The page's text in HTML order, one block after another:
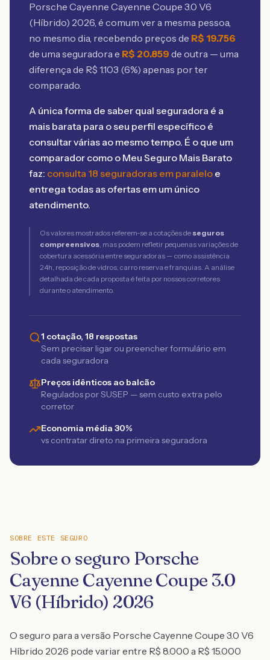
Porsche Cayenne Cayenne Coupe 3.0 V6
(Híbrido) 2026, é comum ver a mesma pessoa,
no mesmo dia, recebendo preços de R$ 19.756
de uma seguradora e R$ 20.859 de outra — uma
diferença de R$ 1.103 (6%) apenas por ter
comparado.
A única forma de saber qual seguradora é a
mais barata para o seu perfil específico é
consultar várias ao mesmo tempo. É o que um
comparador como o Meu Seguro Mais Barato
faz: consulta 18 seguradoras em paralelo e
entrega todas as ofertas em um único
atendimento.
Os valores mostrados referem-se a cotações de seguros
compreensivos, mas podem refletir pequenas variações de
cobertura acessória entre seguradoras — como assistência
24h, reposição de vidros, carro reserva e franquias. A análise
detalhada de cada proposta é feita por nossos corretores
durante o atendimento.
1 cotação, 18 respostas
Sem precisar ligar ou preencher formulário em
cada seguradora
Preços idênticos ao balcão
Regulados por SUSEP — sem custo extra pelo
corretor
Economia média 30%
vs contratar direto na primeira seguradora
SOBRE ESTE SEGURO
Sobre o seguro Porsche
Cayenne Cayenne Coupe 3.0
V6 (Híbrido) 2026
O seguro para a versão Porsche Cayenne Coupe 3.0 V6
Híbrido 2026 pode variar entre R$ 8.000 a R$ 15.000